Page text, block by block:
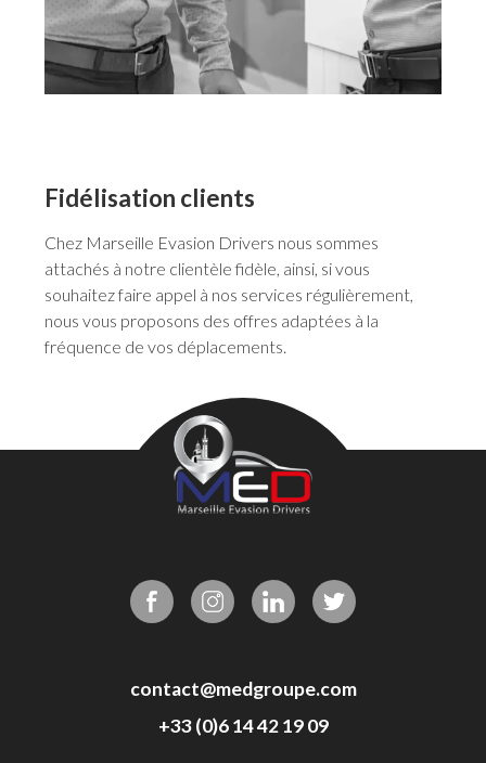
Fidélisation clients
Chez Marseille Evasion Drivers nous sommes
attachés à notre clientèle fidèle, ainsi, si vous
souhaitez faire appel à nos services régulièrement,
nous vous proposons des offres adaptées à la
fréquence de vos déplacements.
contact@medgroupe.com
+33 (0)6 14 42 19 09